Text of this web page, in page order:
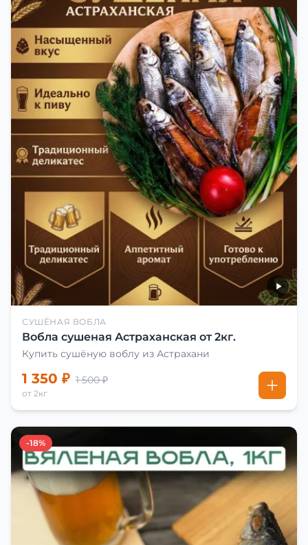
СУШЁНАЯ ВОБЛА
Вобла сушеная Астраханская от 2кг.
Купить сушёную воблу из Астрахани
1 350 ₽ 1 500 ₽
от 2кг
-18%